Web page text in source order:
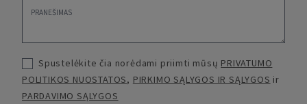
Spustelėkite čia norėdami priimti mūsų PRIVATUMO
POLITIKOS NUOSTATOS, PIRKIMO SĄLYGOS IR SĄLYGOS ir
PARDAVIMO SĄLYGOS